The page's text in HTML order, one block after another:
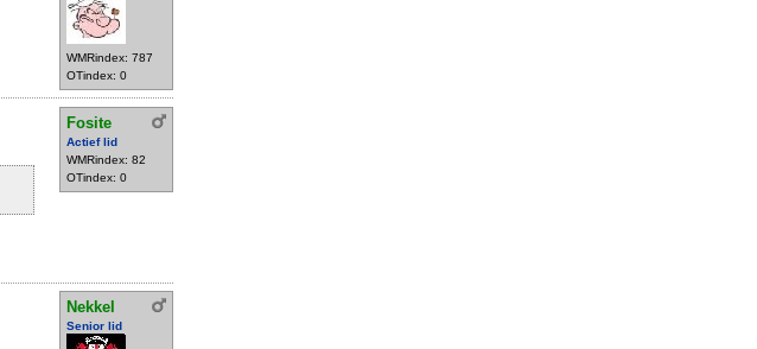
WMRindex: 787
OTindex: 0
Fosite
Actief lid
WMRindex: 82
OTindex: 0
Nekkel
Senior lid